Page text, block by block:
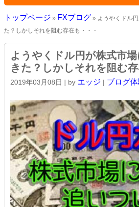
トップページ » FXブログ » ようやくドル
た？しかしそれを阻む存在も・・・
ようやくドル円が株式市
きた？しかしそれを阻む存
2019年03月08日 | by エッジ | ブログ